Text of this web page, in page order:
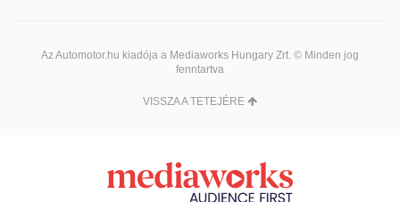
Az Automotor.hu kiadója a Mediaworks Hungary Zrt. © Minden jog
fenntartva
VISSZA A TETEJÉRE